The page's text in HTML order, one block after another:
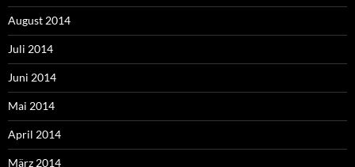
August 2014
Juli 2014
Juni 2014
Mai 2014
April 2014
März 2014